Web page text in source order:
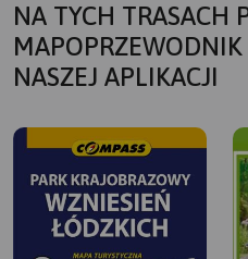
NA TYCH TRASACH
NASZEJ APLIKACJI